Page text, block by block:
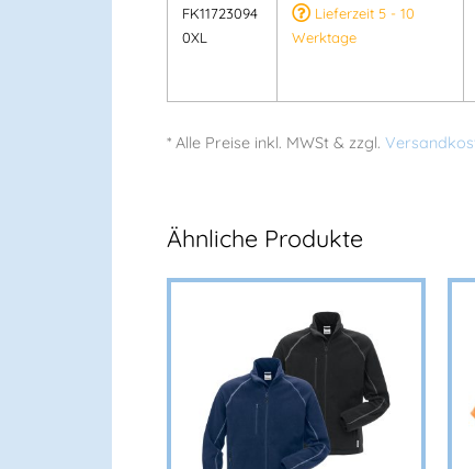
FK11723094
0XL
Lieferzeit 5 - 10
Werktage
* Alle Preise inkl. MWSt & zzgl.
Ähnliche Produkte